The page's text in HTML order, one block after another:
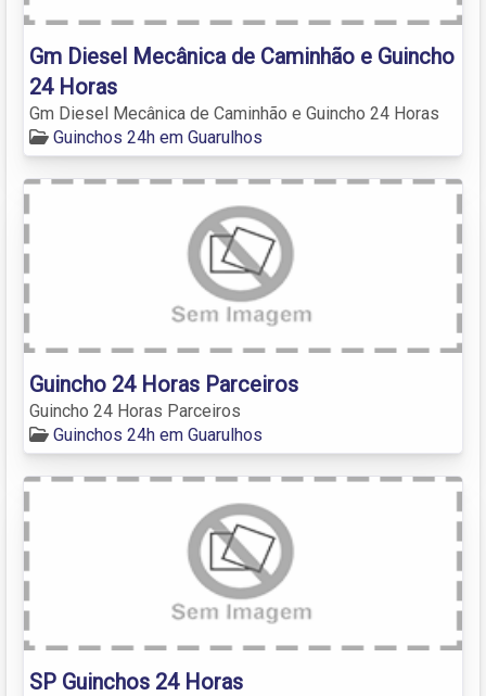
Gm Diesel Mecânica de Caminhão e Guincho
24 Horas
Gm Diesel Mecânica de Caminhão e Guincho 24 Horas
Guinchos 24h em Guarulhos
Guincho 24 Horas Parceiros
Guincho 24 Horas Parceiros
Guinchos 24h em Guarulhos
SP Guinchos 24 Horas